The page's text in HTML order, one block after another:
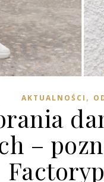
AKTUALNOŚCI ,
–